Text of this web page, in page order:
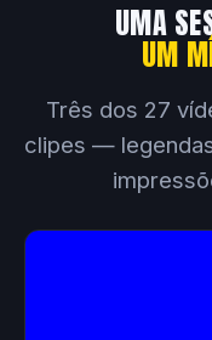
UMA
UM
Três dos 27
clipes —